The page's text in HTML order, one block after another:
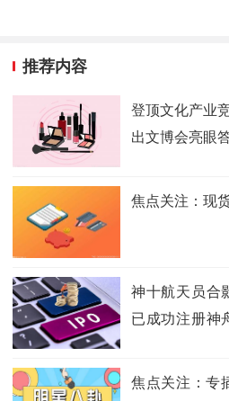
推荐内容
登顶文化产业
出文博会亮眼
焦点关注：现
神十航天员合
已成功注册神
焦点关注：专